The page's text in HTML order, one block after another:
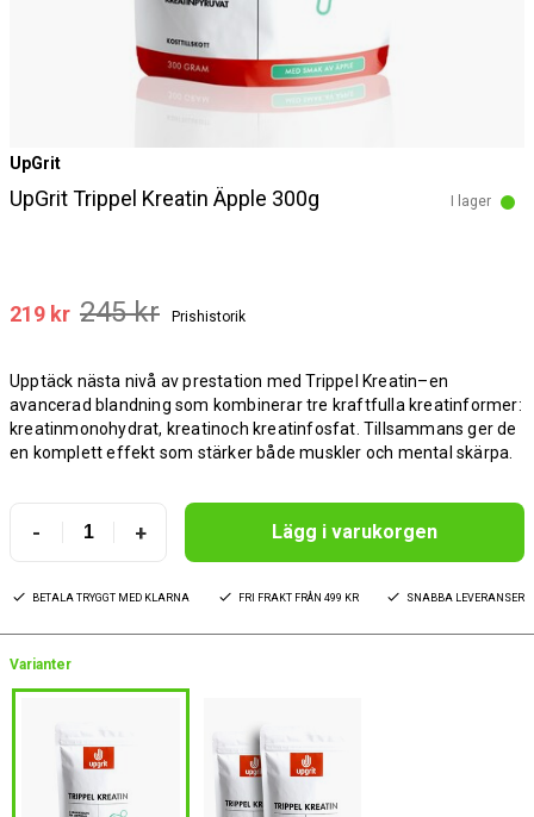
UpGrit
UpGrit Trippel Kreatin Äpple 300g I lager
219 kr 245 kr Prishistorik
Upptäck nästa nivå av prestation med Trippel Kreatin–en
avancerad blandning som kombinerar tre kraftfulla kreatinformer:
kreatinmonohydrat, kreatinoch kreatinfosfat. Tillsammans ger de
en komplett effekt som stärker både muskler och mental skärpa.
- + Lägg i varukorgen
BETALA TRYGGT MED KLARNA FRI FRAKT FRÅN 499 KR SNABBA LEVERANSER
Varianter